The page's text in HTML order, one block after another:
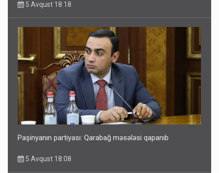
5 Avqust 18:18
Paşinyanın partiyası: Qarabağ məsələsi qapanıb
5 Avqust 18:08